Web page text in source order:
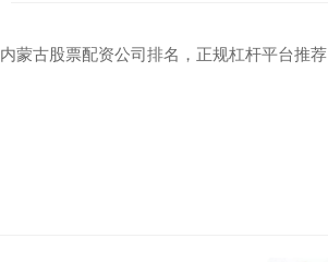
内蒙古股票配资公司排名，正规杠杆平台推荐